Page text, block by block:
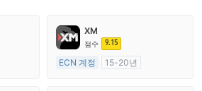
XM
점수 9.15
ECN 계정
15-20년